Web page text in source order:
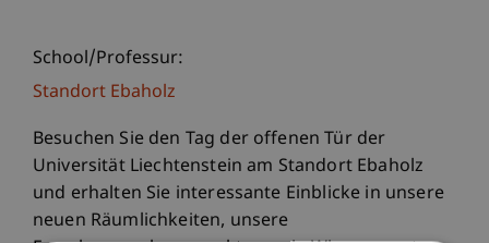
School/Professur:
Standort Ebaholz
Besuchen Sie den Tag der offenen Tür der
Universität Liechtenstein am Standort Ebaholz
und erhalten Sie interessante Einblicke in unsere
neuen Räumlichkeiten, unsere